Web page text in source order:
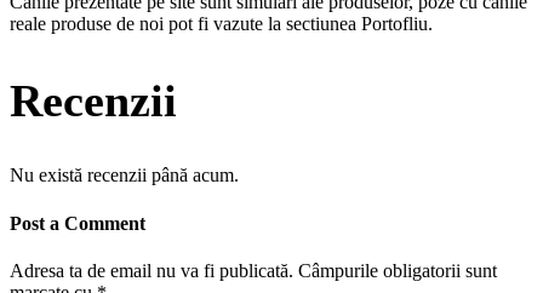
reale produse de noi pot fi vazute la sectiunea Portofliu.
Recenzii
Nu există recenzii până acum.
Post a Comment
Adresa ta de email nu va fi publicată. Câmpurile obligatorii sunt